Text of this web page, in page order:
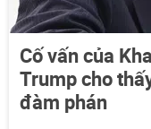
Cố vấn của
Trump cho
đàm phán